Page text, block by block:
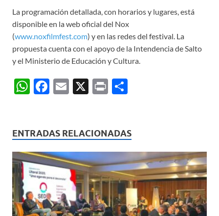
La programación detallada, con horarios y lugares, está
disponible en la web oficial del Nox
(www.noxfilmfest.com) y en las redes del festival. La
propuesta cuenta con el apoyo de la Intendencia de Salto
y el Ministerio de Educación y Cultura.
W
s
A
p
p
F
b
o
o
k
E
X
P
p
ar
ti
r
ENTRADAS RELACIONADAS